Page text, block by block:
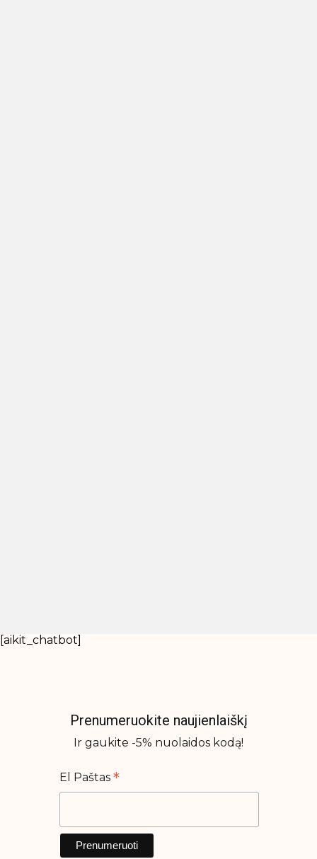
[aikit_chatbot]
Prenumeruokite naujienlaiškį
Ir gaukite -5% nuolaidos kodą!
El Paštas *